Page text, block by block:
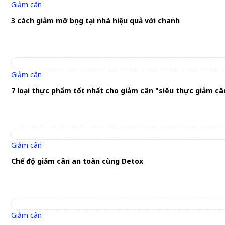
Giảm cân
3 cách giảm mỡ bụng tại nhà hiệu quả với chanh
Giảm cân
7 loại thực phẩm tốt nhất cho giảm cân "siêu thực giảm
Giảm cân
Chế độ giảm cân an toàn cùng Detox
Giảm cân